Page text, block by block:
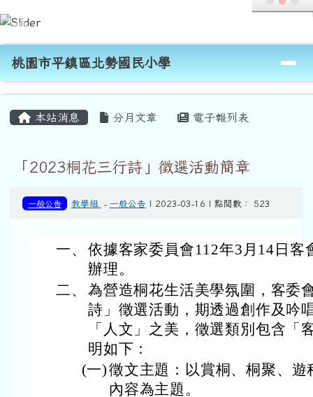
跳至主內容區
桃園市平鎮區北勢國民小學
導覽列
桃園市平鎮區北勢國民小學
本站消息 分月文章 電子報列表
「2023桐花三行詩」徵選活動簡章
一般公告 教學組 - 一般公告 | 2023-03-16 | 點閱數： 523
一、 依據客家委員會112年3月14日客
辦理。
二、 為營造桐花生活美學氛圍，客委
詩」徵選活動，期透過創作及吟
「人文」之美，徵選類別包含「
明如下：
(一)徵文主題：以賞桐、桐聚、
內容為主題。